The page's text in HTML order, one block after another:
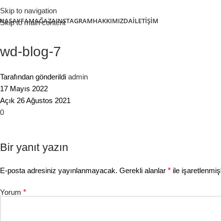
Skip to navigation
Skip to main content
MAĞAZAINSTAGRAMHAKKIMIZDAİLETIŞIM
wd-blog-7
Tarafından gönderildi admin
17 Mayıs 2022
Açık 26 Ağustos 2021
0
Bir yanıt yazın
E-posta adresiniz yayınlanmayacak. Gerekli alanlar * ile
Yorum *